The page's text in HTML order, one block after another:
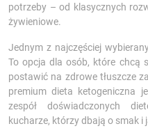
potrzeby – od klasycznych
żywieniowe.
Jednym z najczęściej
To opcja dla osób, które chcą
postawić na zdrowe tłuszcze
premium dieta ketogeniczna
zespół doświadczonych
kucharze, którzy dbają o smak i